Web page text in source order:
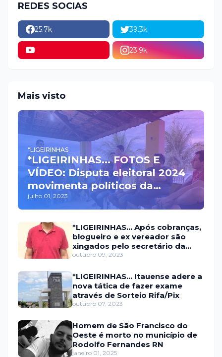
REDES SOCIAS
25.7k 39.3k
23.9k
Mais visto
*LIGEIRINHAS
*LIGEIRINHAS... FOTOS E
VÍDEO: Disputa eleitoral 2024
movimenta políticos da
oposição em Itaú na escolha
do candidato a prefeito
julho 01, 2023
*LIGEIRINHAS... Após cobranças,
blogueiro e ex vereador são
xingados pelo secretário da
prefeitura de Itaú
outubro 09, 2023
*LIGEIRINHAS... Itauense adere a
nova tática de fazer exame
através de Sorteio Rifa/Pix
outubro 07, 2023
Homem de São Francisco do
Oeste é morto no município de
Rodolfo Fernandes RN
janeiro 01, 2025